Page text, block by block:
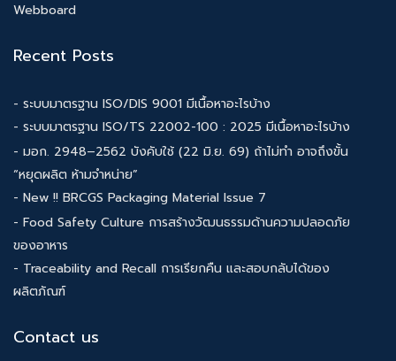
Webboard
Recent Posts
- ระบบมาตรฐาน ISO/DIS 9001 มีเนื้อหาอะไรบ้าง
- ระบบมาตรฐาน ISO/TS 22002-100 : 2025 มีเนื้อหาอะไรบ้าง
- มอก. 2948–2562 บังคับใช้ (22 มิ.ย. 69) ถ้าไม่ทำ อาจถึงขั้น
“หยุดผลิต ห้ามจำหน่าย”
- New !! BRCGS Packaging Material Issue 7
- Food Safety Culture การสร้างวัฒนธรรมด้านความปลอดภัย
ของอาหาร
- Traceability and Recall การเรียกคืน และสอบกลับได้ของ
ผลิตภัณฑ์
Contact us